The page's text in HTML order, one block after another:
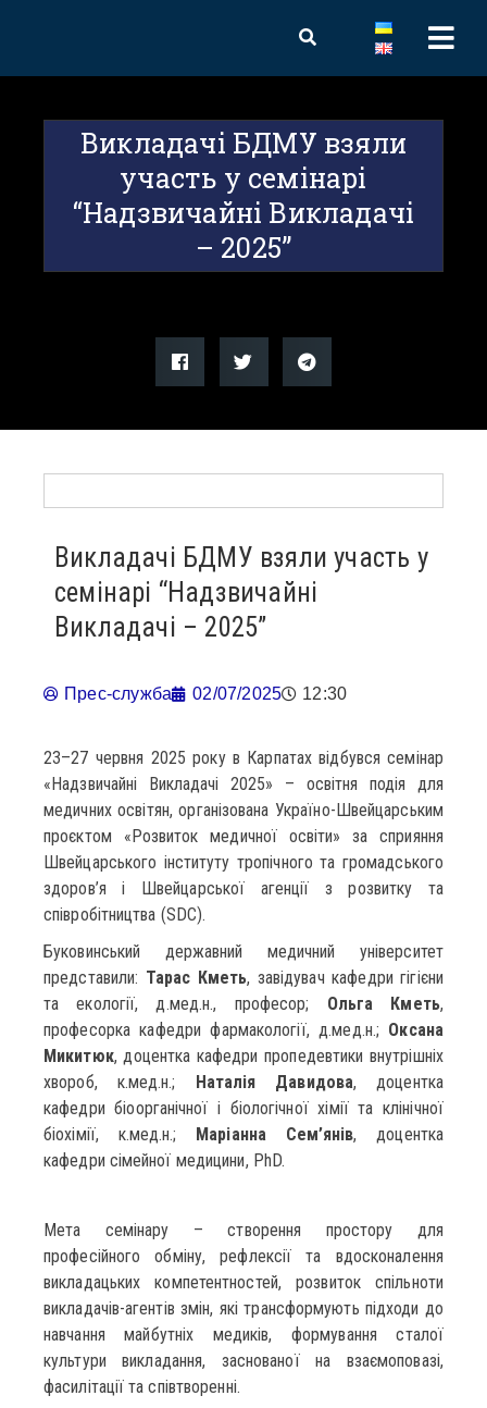
Викладачі БДМУ взяли
участь у семінарі
“Надзвичайні Викладачі
– 2025”
Викладачі БДМУ взяли участь у
семінарі “Надзвичайні
Викладачі – 2025”
Прес-служба 02/07/2025 12:30
23–27 червня 2025 року в Карпатах відбувся семінар
«Надзвичайні Викладачі 2025» – освітня подія для
медичних освітян, організована Україно-Швейцарським
проєктом «Розвиток медичної освіти» за сприяння
Швейцарського інституту тропічного та громадського
здоров’я і Швейцарської агенції з розвитку та
співробітництва (SDC).
Буковинський державний медичний університет
представили: Тарас Кметь, завідувач кафедри гігієни
та екології, д.мед.н., професор; Ольга Кметь,
професорка кафедри фармакології, д.мед.н.; Оксана
Микитюк, доцентка кафедри пропедевтики внутрішніх
хвороб, к.мед.н.; Наталія Давидова, доцентка
кафедри біоорганічної і біологічної хімії та клінічної
біохімії, к.мед.н.; Маріанна Сем’янів, доцентка
кафедри сімейної медицини, PhD.
Мета семінару – створення простору для
професійного обміну, рефлексії та вдосконалення
викладацьких компетентностей, розвиток спільноти
викладачів-агентів змін, які трансформують підходи до
навчання майбутніх медиків, формування сталої
культури викладання, заснованої на взаємоповазі,
фасилітації та співтворенні.